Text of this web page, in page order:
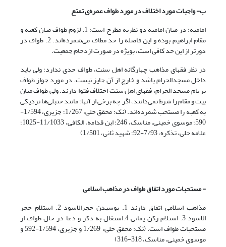
ب- واجبات مورد اختلاف در مورد طواف عمره‌ی تمتع
امامیه: در میان امامیه دو نظریه مطرح است: 1. لزوم طواف میان کعبه و
مقام ابراهیم بوده و این فاصله را حد مطاف می‌شمرده‌اند. 2. طواف در
دورتر از این حد کافی است، بویژه در صورت ازدحام جمعیت.
در نظر فقهای مذاهب چهارگانه اهل سنت، طواف حدی ندارد؛ ولی باید
داخل مسجدالحرام باشد و خارج از آن جایز نیست. در مورد جواز طواف
بر بام مسجد الحرام، فقهای اهل سنت اختلاف فتوا دارند. ولی طواف میان
بیت و مقام را شرط نمی‌دانند، اگر چه برخی از آنها؛ مانند حنبلی‌ها نزدیکی
به کعبه را مستحب شمرده‌اند. (نک: محقق حلی، 1/267؛ جزیری، 1/594-
590؛ موسوی خمینی، مناسک، 246؛ ابن قدامه، الکافی، 11/1033-1025؛
علامه حلی، تذکره، 7/93-92؛ شهید ثانی، 1/501)
- مستحبات مورد اتفاق طواف در مذاهب اسلامی
مذاهب اسلامی اتفاق دارند 1. بوسیدن حجرالاسود 2. استلام حجر
الاسود 3. استلام رکن یمانی 4.اشتغال به ذکر و دعا در حال طواف از
مستحبات طواف است. (نک: محقق حلی، 1/269 و جزیری، 1/594-592 و
موسوی خمینی، مناسک، 318-316)